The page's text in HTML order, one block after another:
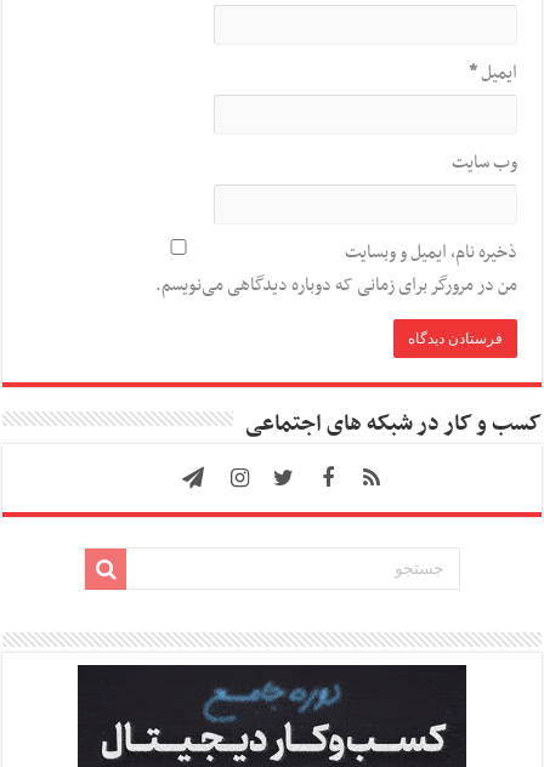
ایمیل*
وب‌ سایت
ذخیره نام، ایمیل و وبسایت
من در مرورگر برای زمانی که دوباره دیدگاهی می‌نویسم.
کسب و کار در شبکه های اجتماعی